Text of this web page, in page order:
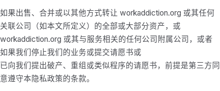
如果出售、合并或以其他方式转让 workaddiction.org 或其任何
关联公司（如本文所定义）的全部或大部分资产，或
workaddiction.org 或其与服务相关的任何公司附属公司，或者
如果我们停止我们的业务或提交请愿书或
已向我们提出破产、重组或类似程序的请愿书，前提是第三方同
意遵守本隐私政策的条款。